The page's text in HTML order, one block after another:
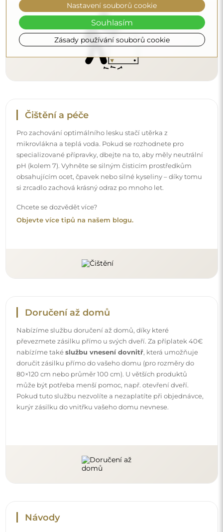
Chcete se dozvědět více?
Objevte více tipů na našem blogu.
Doručení až domů
Nabízíme službu doručení až domů, díky které
převezmete zásilku přímo u svých dveří. Za příplatek 40€
nabízíme také
službu vnesení dovnitř
, která umožňuje
doručit zásilku přímo do vašeho domu (pro rozměry do
80×120 cm nebo průměr 100 cm). U větších produktů
může být potřeba menší pomoc, např. otevření dveří.
kurýr zásilku do vnitřku vašeho domu nevnese.
Návody
Aby byla montáž a používání našeho zrcadla snadné a
bezstarostné, připravili jsme pro vás podrobné návody.
Najdete v nich všechny kroky nezbytné ke správné
montáži zrcadla, a také rady týkající se jeho péče, čištění a
údržby, abyste se mohli dlouho těšit z jeho bezvadného
vzhledu.
Prohlédněte si návody k montáži a použití.
Buďte v obraze s našimi novinkami, inspiracemi a
Zásady používání souborů cookie
Nastavení souborů cookie
Souhlasím